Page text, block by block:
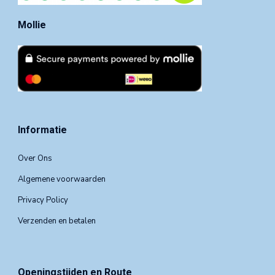
Mollie
Informatie
Over Ons
Algemene voorwaarden
Privacy Policy
Verzenden en betalen
Openingstijden en Route